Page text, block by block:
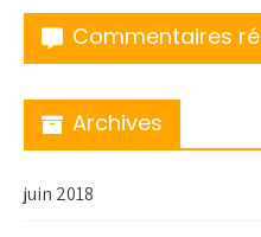
Commentaires
Archives
juin 2018